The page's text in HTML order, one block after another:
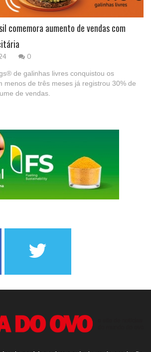
comemora aumento de vendas com
0
de galinhas livres conquistou os
menos de três meses já registrou 30% de
de vendas.